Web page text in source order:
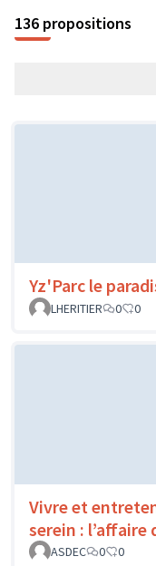
136 propositions
Yz'Parc le
LHERITIER
0 0
Vivre et
serein : l’affaire
ASDEC
0 0